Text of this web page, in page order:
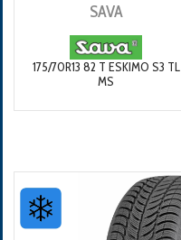
SAVA
175/70R13 82 T ESKIMO S3 TL
MS